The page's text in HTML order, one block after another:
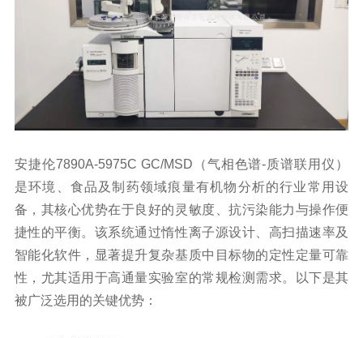
安捷伦7890A-5975C GC/MSD（气相色谱-质谱联用仪）
是环境、食品及制药领域痕量有机物分析的行业常用设
备，其核心优势在于良好的灵敏度、抗污染能力与操作便
捷性的平衡。该系统通过惰性离子源设计、高扫描速率及
智能化软件，显著提升复杂基质中目标物的定性定量可靠
性，尤其适用于高通量实验室的常规检测需求。以下是其
被广泛选用的关键优势：